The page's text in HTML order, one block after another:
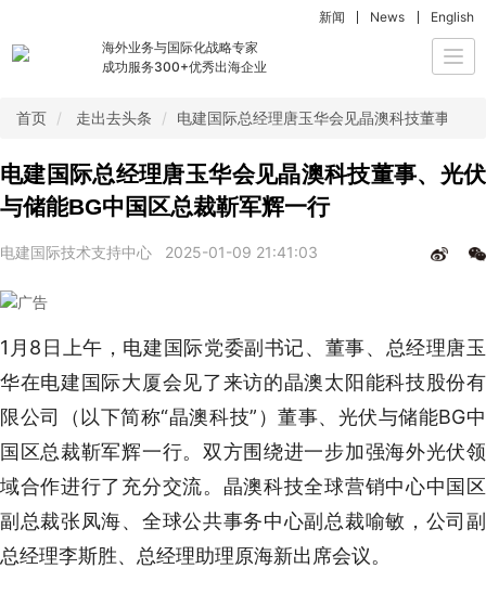
海外业务与国际化战略专家
成功服务300+优秀出海企业
新闻 News English
首页 走出去头条 电建国际总经理唐玉华会见晶澳科技董事、
电建国际总经理唐玉华会见晶澳科技董事、光伏
与储能BG中国区总裁靳军辉一行
电建国际技术支持中心 2025-01-09 21:41:03
1月8日上午，电建国际党委副书记、董事、总经理唐玉
华在电建国际大厦会见了来访的晶澳太阳能科技股份有
限公司（以下简称“晶澳科技”）董事、光伏与储能BG中
国区总裁靳军辉一行。双方围绕进一步加强海外光伏领
域合作进行了充分交流。晶澳科技全球营销中心中国区
副总裁张凤海、全球公共事务中心副总裁喻敏，公司副
总经理李斯胜、总经理助理原海新出席会议。